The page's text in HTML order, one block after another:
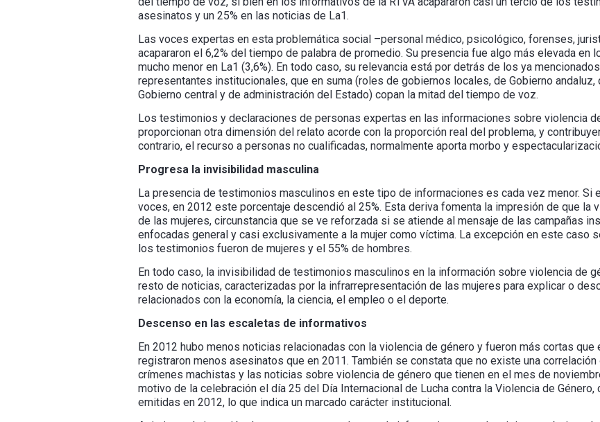
asesinatos y un 25% en las noticias de La1.
Las voces expertas en esta problemática social –personal médico, psicológico, forenses,
acapararon el 6,2% del tiempo de palabra de promedio. Su presencia fue algo más elevada en
mucho menor en La1 (3,6%). En todo caso, su relevancia está por detrás de los ya
representantes institucionales, que en suma (roles de gobiernos locales, de Gobierno andaluz,
Gobierno central y de administración del Estado) copan la mitad del tiempo de voz.
Los testimonios y declaraciones de personas expertas en las informaciones sobre violencia
proporcionan otra dimensión del relato acorde con la proporción real del problema, y
contrario, el recurso a personas no cualificadas, normalmente aporta morbo y
Progresa la invisibilidad masculina
La presencia de testimonios masculinos en este tipo de informaciones es cada vez menor. Si
voces, en 2012 este porcentaje descendió al 25%. Esta deriva fomenta la impresión de que la
de las mujeres, circunstancia que se ve reforzada si se atiende al mensaje de las campañas
enfocadas general y casi exclusivamente a la mujer como víctima. La excepción en este caso
los testimonios fueron de mujeres y el 55% de hombres.
En todo caso, la invisibilidad de testimonios masculinos en la información sobre violencia de
resto de noticias, caracterizadas por la infrarrepresentación de las mujeres para explicar o
relacionados con la economía, la ciencia, el empleo o el deporte.
Descenso en las escaletas de informativos
En 2012 hubo menos noticias relacionadas con la violencia de género y fueron más cortas
registraron menos asesinatos que en 2011. También se constata que no existe una
crímenes machistas y las noticias sobre violencia de género que tienen en el mes de
motivo de la celebración el día 25 del Día Internacional de Lucha contra la Violencia de
emitidas en 2012, lo que indica un marcado carácter institucional.